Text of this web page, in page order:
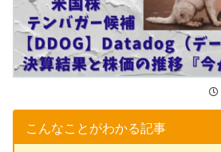
こんなことがわかる記事